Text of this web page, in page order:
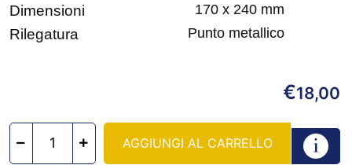
Dimensioni 170 x 240 mm
Rilegatura Punto metallico
€18,00
AGGIUNGI AL CARRELLO